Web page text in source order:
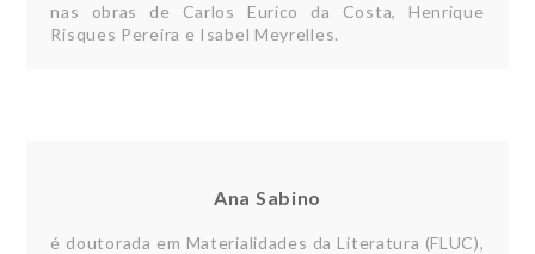
nas obras de Carlos Eurico da Costa, Henrique
Risques Pereira e Isabel Meyrelles.
Ana Sabino
é doutorada em Materialidades da Literatura (FLUC),